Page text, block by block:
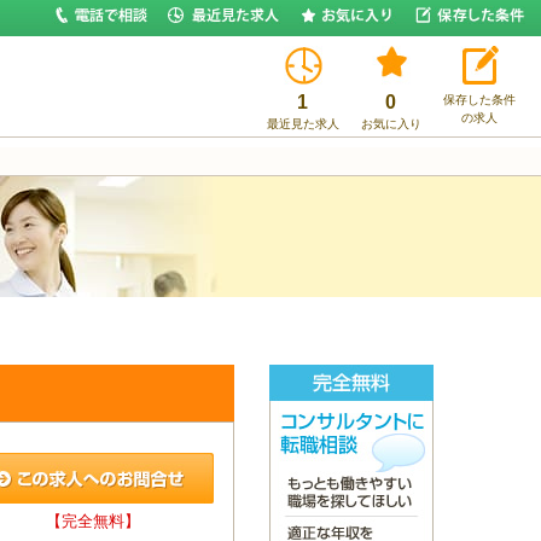
1
最近見た求人
0
お気に入り
保存した条件
の求人
【完全無料】